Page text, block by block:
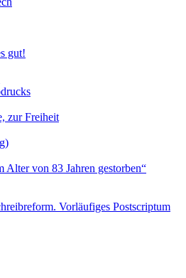
gut!
zur Freiheit
Alter von 83 Jahren gestorben“
Vorläufiges Postscriptum